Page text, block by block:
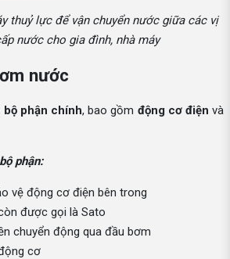
thuỷ lực để vận chuyển nước giữa các vị
nước cho gia đình, nhà máy
nước
bộ phận chính, bao gồm động cơ điện và
phận:
vệ động cơ điện bên trong
được gọi là Sato
chuyển động qua đầu bơm
cơ